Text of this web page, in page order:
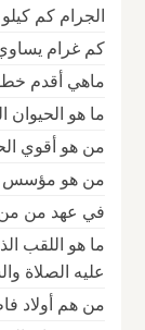
الجرام كم كيلو Gram to Kilogram
كم غرام
ماهي أقدم
ما هو
من هو أقوي
من هو مؤسس علم
في عهد من من
ما هو اللقب
عليه الصلاة
من هم أولاد